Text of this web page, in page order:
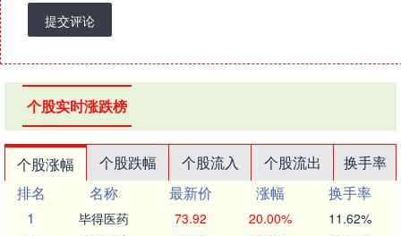
提交评论
个股实时涨跌榜
个股涨幅 个股跌幅 个股流入 个股流出
换手率
排名
名称 最新价 涨幅
换手率
1
毕得医药 73.92 20.00% 11.62%